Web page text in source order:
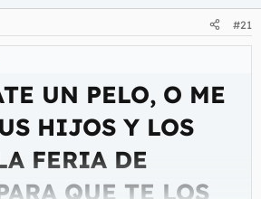
#21
UN PELO, O ME
HIJOS Y LOS
FERIA DE
QUE TE LOS